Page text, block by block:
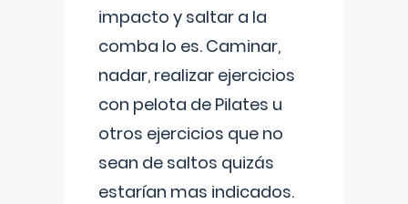
impacto y saltar a la
comba lo es. Caminar,
nadar, realizar ejercicios
con pelota de Pilates u
otros ejercicios que no
sean de saltos quizás
estarían mas indicados.